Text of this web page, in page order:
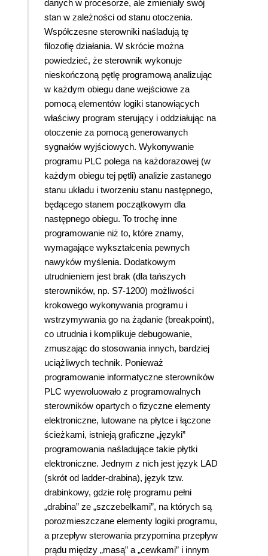
danych w procesorze, ale zmieniały swój
stan w zależności od stanu otoczenia.
Współczesne sterowniki naśladują tę
filozofię działania. W skrócie można
powiedzieć, że sterownik wykonuje
nieskończoną pętlę programową analizując
w każdym obiegu dane wejściowe za
pomocą elementów logiki stanowiących
właściwy program sterujący i oddziałując na
otoczenie za pomocą generowanych
sygnałów wyjściowych. Wykonywanie
programu PLC polega na każdorazowej (w
każdym obiegu tej pętli) analizie zastanego
stanu układu i tworzeniu stanu następnego,
będącego stanem początkowym dla
następnego obiegu. To trochę inne
programowanie niż to, które znamy,
wymagające wykształcenia pewnych
nawyków myślenia. Dodatkowym
utrudnieniem jest brak (dla tańszych
sterowników, np. S7-1200) możliwości
krokowego wykonywania programu i
wstrzymywania go na żądanie (breakpoint),
co utrudnia i komplikuje debugowanie,
zmuszając do stosowania innych, bardziej
uciążliwych technik. Ponieważ
programowanie informatyczne sterowników
PLC wyewoluowało z programowalnych
sterowników opartych o fizyczne elementy
elektroniczne, lutowane na płytce i łączone
ścieżkami, istnieją graficzne „języki”
programowania naśladujące takie płytki
elektroniczne. Jednym z nich jest język LAD
(skrót od ladder-drabina), język tzw.
drabinkowy, gdzie rolę programu pełni
„drabina” ze „szczebelkami”, na których są
porozmieszczane elementy logiki programu,
a przepływ sterowania przypomina przepływ
prądu między „masą” a „cewkami” i innym